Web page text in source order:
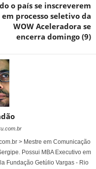
o país se inscreverem
em processo seletivo da
WOW Aceleradora se
encerra domingo (9)
> Mestre em Comunicação
Possui MBA Executivo em
Fundação Getúlio Vargas - Rio